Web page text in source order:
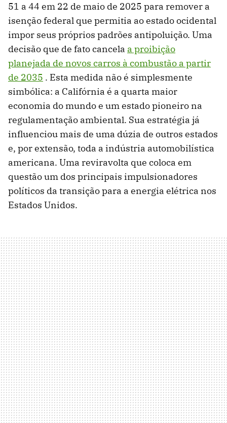
51 a 44 em 22 de maio de 2025 para remover a
isenção federal que permitia ao estado ocidental
impor seus próprios padrões antipoluição. Uma
decisão que de fato cancela a proibição
planejada de novos carros à combustão a partir
de 2035 . Esta medida não é simplesmente
simbólica: a Califórnia é a quarta maior
economia do mundo e um estado pioneiro na
regulamentação ambiental. Sua estratégia já
influenciou mais de uma dúzia de outros estados
e, por extensão, toda a indústria automobilística
americana. Uma reviravolta que coloca em
questão um dos principais impulsionadores
políticos da transição para a energia elétrica nos
Estados Unidos.